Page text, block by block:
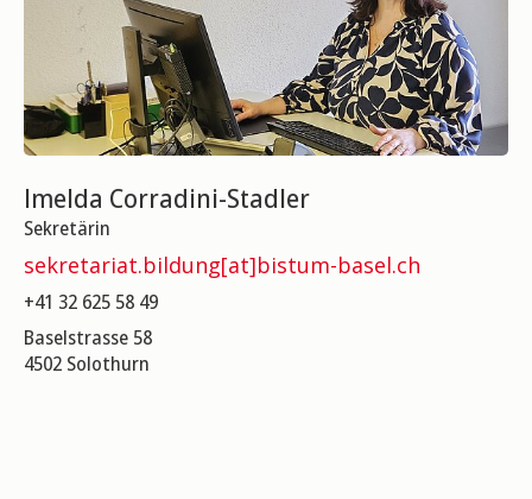
Imelda Corradini-Stadler
Sekretärin
sekretariat.bildung[at]bistum-basel.ch
+41 32 625 58 49
Baselstrasse 58
4502 Solothurn